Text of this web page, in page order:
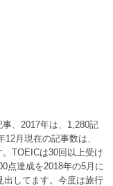
、2017年は、1,280記
月現在の記事数は、
TOEICは30回以上受け
点達成を2018年の5月に
出してます。今度は旅行